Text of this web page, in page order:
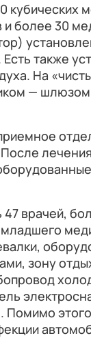
кубических
более 30
также
На
—
врачей,
зону
Помимо